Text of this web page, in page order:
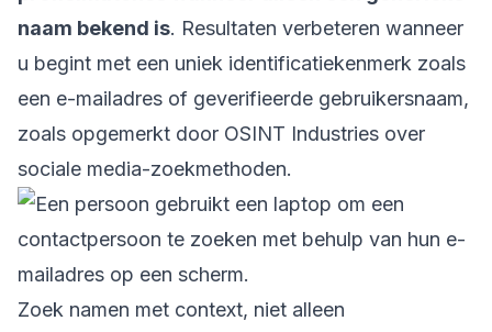
naam bekend is. Resultaten verbeteren wanneer
u begint met een uniek identificatiekenmerk zoals
een e-mailadres of geverifieerde gebruikersnaam,
zoals opgemerkt door OSINT Industries over
sociale media-zoekmethoden.
Zoek namen met context, niet alleen